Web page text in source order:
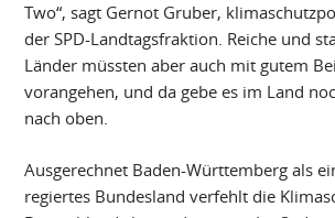
Two“, sagt Gernot Gruber,
der SPD-Landtagsfraktion. Reiche und
Länder müssten aber auch mit gutem
vorangehen, und da gebe es im Land
nach oben.
Ausgerechnet Baden-Württemberg als
regiertes Bundesland verfehlt die